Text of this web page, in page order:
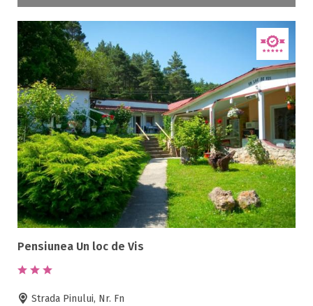
Pensiunea Un loc de Vis
Strada Pinului, Nr. Fn